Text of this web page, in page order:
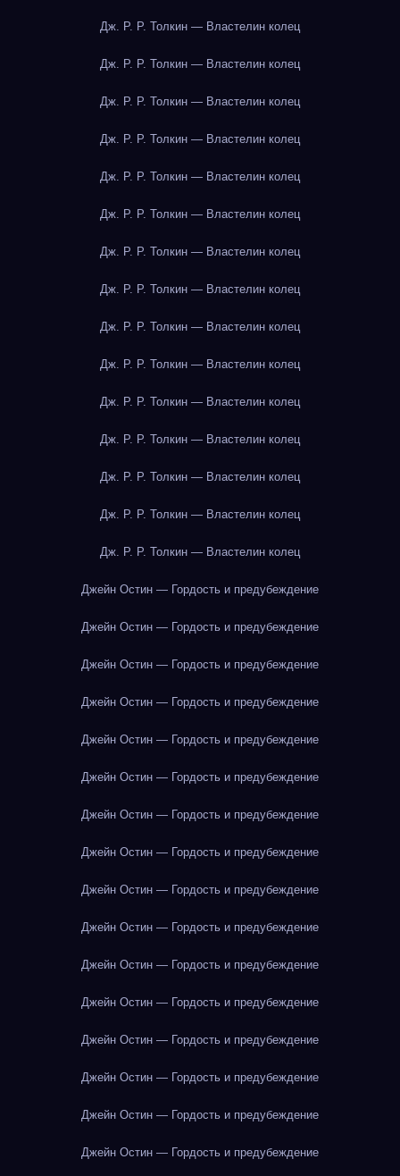
Дж. Р. Р. Толкин — Властелин колец
Дж. Р. Р. Толкин — Властелин колец
Дж. Р. Р. Толкин — Властелин колец
Дж. Р. Р. Толкин — Властелин колец
Дж. Р. Р. Толкин — Властелин колец
Дж. Р. Р. Толкин — Властелин колец
Дж. Р. Р. Толкин — Властелин колец
Дж. Р. Р. Толкин — Властелин колец
Дж. Р. Р. Толкин — Властелин колец
Дж. Р. Р. Толкин — Властелин колец
Дж. Р. Р. Толкин — Властелин колец
Дж. Р. Р. Толкин — Властелин колец
Дж. Р. Р. Толкин — Властелин колец
Дж. Р. Р. Толкин — Властелин колец
Дж. Р. Р. Толкин — Властелин колец
Джейн Остин — Гордость и предубеждение
Джейн Остин — Гордость и предубеждение
Джейн Остин — Гордость и предубеждение
Джейн Остин — Гордость и предубеждение
Джейн Остин — Гордость и предубеждение
Джейн Остин — Гордость и предубеждение
Джейн Остин — Гордость и предубеждение
Джейн Остин — Гордость и предубеждение
Джейн Остин — Гордость и предубеждение
Джейн Остин — Гордость и предубеждение
Джейн Остин — Гордость и предубеждение
Джейн Остин — Гордость и предубеждение
Джейн Остин — Гордость и предубеждение
Джейн Остин — Гордость и предубеждение
Джейн Остин — Гордость и предубеждение
Джейн Остин — Гордость и предубеждение